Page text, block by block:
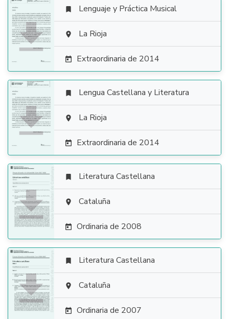

 Lenguaje y Práctica Musical
 La Rioja
 Extraordinaria de 2014

 Lengua Castellana y Literatura
 La Rioja
 Extraordinaria de 2014

 Literatura Castellana
 Cataluña
 Ordinaria de 2008

 Literatura Castellana
 Cataluña
 Ordinaria de 2007